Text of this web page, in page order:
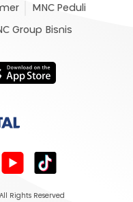
MNC Peduli
Group Bisnis
Rights Reserved